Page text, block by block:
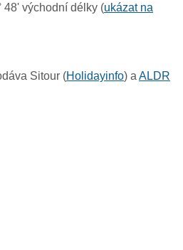
48' východní délky (ukázat na
Sitour (Holidayinfo) a ALDR